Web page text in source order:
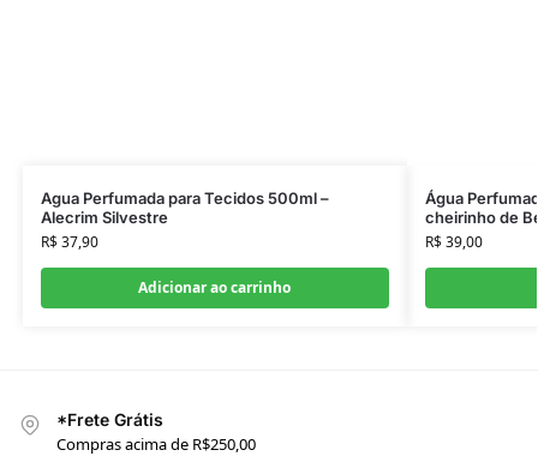
Agua Perfumada para Tecidos 500ml –
Alecrim Silvestre
R$37,90
Adicionar ao carrinho
Água
cheirinho de
R$39,00
*Frete Grátis
Compras acima de R$250,00